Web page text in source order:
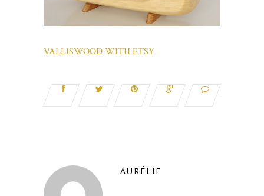
VALLISWOOD WITH ETSY
AURÉLIE